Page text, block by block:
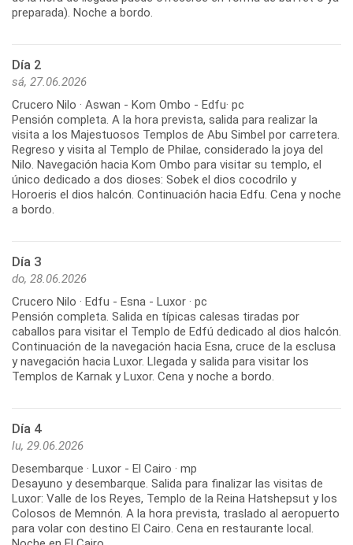
preparada). Noche a bordo.
Día 2
sá, 27.06.2026
Crucero Nilo · Aswan - Kom Ombo - Edfu· pc
Pensión completa. A la hora prevista, salida para realizar la
visita a los Majestuosos Templos de Abu Simbel por carretera.
Regreso y visita al Templo de Philae, considerado la joya del
Nilo. Navegación hacia Kom Ombo para visitar su templo, el
único dedicado a dos dioses: Sobek el dios cocodrilo y
Horoeris el dios halcón. Continuación hacia Edfu. Cena y noche
Día 3
do, 28.06.2026
Crucero Nilo · Edfu - Esna - Luxor · pc
Pensión completa. Salida en típicas calesas tiradas por
caballos para visitar el Templo de Edfú dedicado al dios halcón.
Continuación de la navegación hacia Esna, cruce de la esclusa
y navegación hacia Luxor. Llegada y salida para visitar los
Día 4
lu, 29.06.2026
Desembarque · Luxor - El Cairo · mp
Desayuno y desembarque. Salida para finalizar las visitas de
Luxor: Valle de los Reyes, Templo de la Reina Hatshepsut y los
Colosos de Memnón. A la hora prevista, traslado al aeropuerto
para volar con destino El Cairo. Cena en restaurante local.